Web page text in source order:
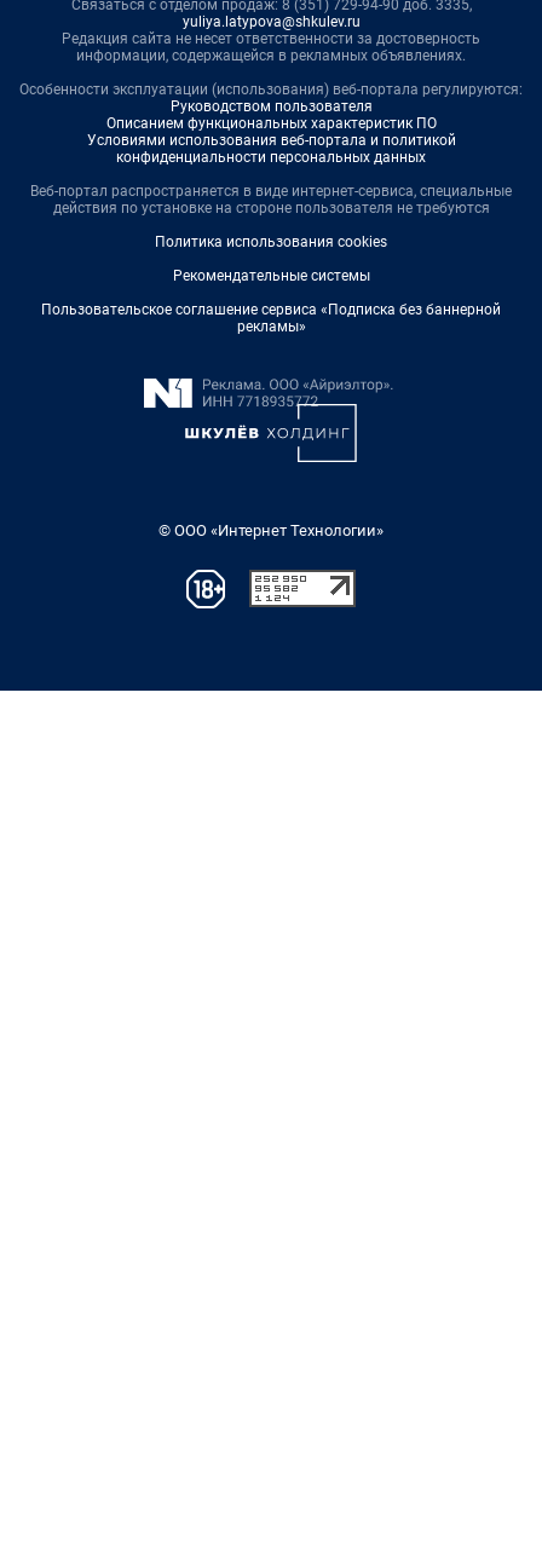
Связаться с отделом продаж: 8 (351) 729-94-90 доб. 3335,
yuliya.latypova@shkulev.ru
Редакция сайта не несет ответственности за достоверность
информации, содержащейся в рекламных объявлениях.
Особенности эксплуатации (использования) веб-портала регулируются:
Руководством пользователя
Описанием функциональных характеристик ПО
Условиями использования веб-портала и политикой
конфиденциальности персональных данных
Веб-портал распространяется в виде интернет-сервиса, специальные
действия по установке на стороне пользователя не требуются
Политика использования cookies
Рекомендательные системы
Пользовательское соглашение сервиса «Подписка без баннерной
рекламы»
© ООО «Интернет Технологии»